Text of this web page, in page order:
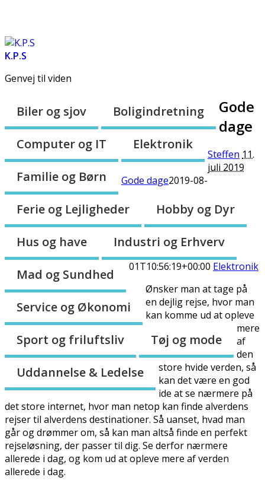
K.P.S
Genvej til viden
Biler og sjov Boligindretning
Computer og IT Elektronik
Familie og Børn
Ferie og Lejligheder Hobby og Dyr
Hus og have Industri og Erhverv
Mad og Sundhed
Service og Økonomi
Sport og friluftsliv Tøj og mode
Uddannelse & Ledelse
Gode
dage
Steffen 11.
juli 2019
Gode dage2019-08-
01T10:56:19+00:00 Elektronik
Ønsker man at tage på
en dejlig rejse, hvor man
kan komme ud at opleve
mere
af
den
store hvide verden, så
kan det være en god
ide at se nærmere på
det store internet, hvor man netop kan finde alverdens
rejser til alverdens destinationer. Så uanset, hvad man
går og drømmer om, så kan man altså finde en perfekt
rejseløsning, der passer til dig. Se derfor nærmere
allerede i dag, og kom ud at opleve mere af verden
allerede i dag.